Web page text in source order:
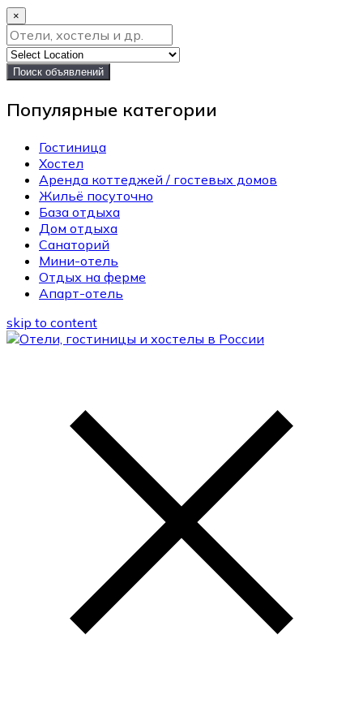
×
Поиск объявлений
Популярные категории
Гостиница
Хостел
Аренда коттеджей / гостевых домов
Жильё посуточно
База отдыха
Дом отдыха
Санаторий
Мини-отель
Отдых на ферме
Апарт-отель
skip to content